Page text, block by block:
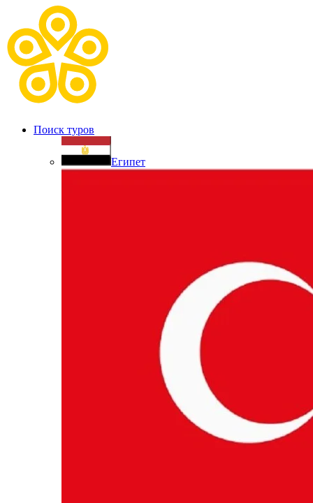
Поиск туров
Египет